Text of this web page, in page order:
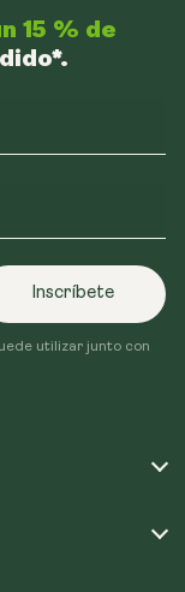
15 % de
Inscríbete
utilizar junto con